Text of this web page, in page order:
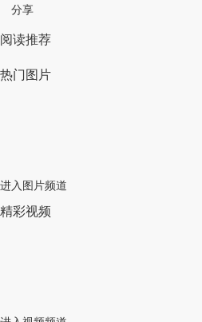
分享
阅读推荐
热门图片
进入图片频道
精彩视频